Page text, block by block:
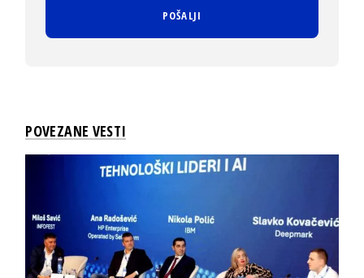
POVEZANE VESTI